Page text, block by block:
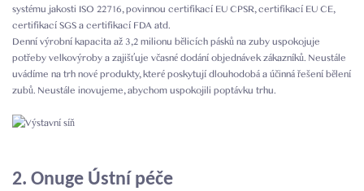
systému jakosti ISO 22716, povinnou certifikací EU CPSR, certifikací EU CE,
certifikací SGS a certifikací FDA atd.
Denní výrobní kapacita až 3,2 milionu bělicích pásků na zuby uspokojuje
potřeby velkovýroby a zajišťuje včasné dodání objednávek zákazníků. Neustále
uvádíme na trh nové produkty, které poskytují dlouhodobá a účinná řešení bělení
zubů. Neustále inovujeme, abychom uspokojili poptávku trhu.
2. Onuge Ústní péče